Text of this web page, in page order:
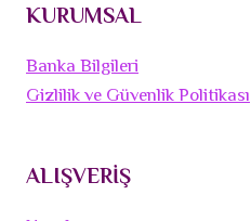
KURUMSAL
Banka Bilgileri
Gizlilik ve Güvenlik Politikası
ALIŞVERİŞ